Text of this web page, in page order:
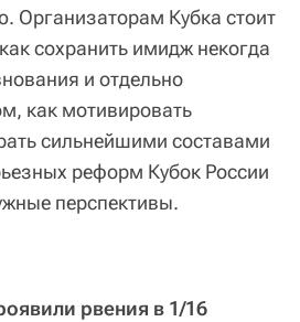
Организаторам Кубка стоит
сохранить имидж некогда
и отдельно
как мотивировать
сильнейшими составами
реформ Кубок России
перспективы.
рвения в 1/16